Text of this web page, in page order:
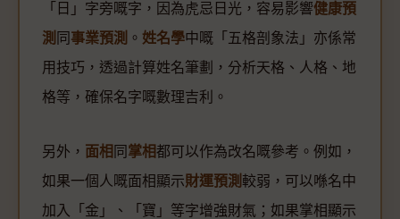
「日」字旁嘅字，因為虎忌日光，容易影響健康預
測 同 事業預測 。 姓名學中嘅「五格剖象法」亦係常
用技巧，透過計算姓名筆劃，分析天格、人格、地
格等，確保名字嘅數理吉利。
另外， 面相 同 掌相都可以作為改名嘅參考。例如，
如果一個人嘅面相顯示財運預測 較弱，可以喺名中
加入「金」、「寶」等字增強財氣；如果掌相顯示